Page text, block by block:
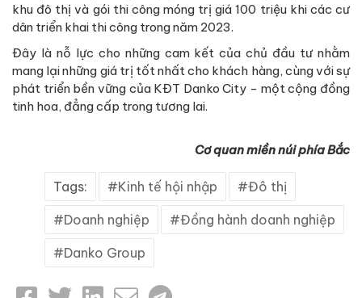
khu đô thị và gói thi công móng trị giá 100 triệu khi các cư
dân triển khai thi công trong năm 2023.
Đây là nỗ lực cho những cam kết của chủ đầu tư nhằm
mang lại những giá trị tốt nhất cho khách hàng, cùng với sự
phát triển bền vững của KĐT Danko City - một cộng đồng
tinh hoa, đẳng cấp trong tương lai.
Cơ quan miền núi phía Bắc
Tags: Kinh tế hội nhập Đô thị
Doanh nghiệp Đồng hành doanh nghiệp
Danko Group